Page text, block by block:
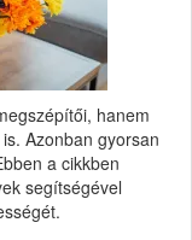
hanem
Azonban gyorsan
a cikkben
segítségével